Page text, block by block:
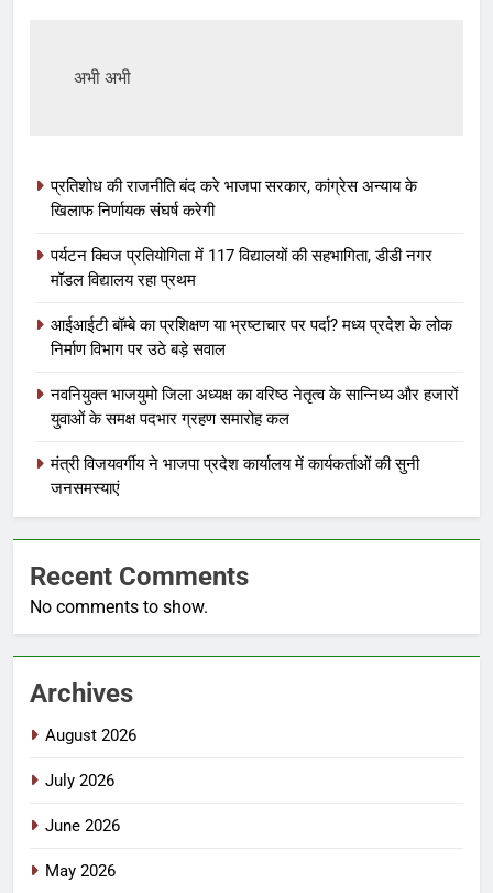
अभी अभी
प्रतिशोध की राजनीति बंद करे भाजपा सरकार, कांग्रेस अन्याय के
खिलाफ निर्णायक संघर्ष करेगी
पर्यटन क्विज प्रतियोगिता में 117 विद्यालयों की सहभागिता, डीडी नगर
मॉडल विद्यालय रहा प्रथम
आईआईटी बॉम्बे का प्रशिक्षण या भ्रष्टाचार पर पर्दा? मध्य प्रदेश के लोक
निर्माण विभाग पर उठे बड़े सवाल
नवनियुक्त भाजयुमो जिला अध्यक्ष का वरिष्ठ नेतृत्व के सान्निध्य और हजारों
युवाओं के समक्ष पदभार ग्रहण समारोह कल
मंत्री विजयवर्गीय ने भाजपा प्रदेश कार्यालय में कार्यकर्ताओं की सुनी
जनसमस्याएं
Recent Comments
No comments to show.
Archives
August 2026
July 2026
June 2026
May 2026